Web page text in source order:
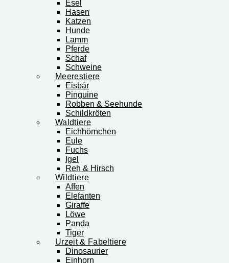
Esel
Hasen
Katzen
Hunde
Lamm
Pferde
Schaf
Schweine
Meerestiere
Eisbär
Pinguine
Robben & Seehunde
Schildkröten
Waldtiere
Eichhörnchen
Eule
Fuchs
Igel
Reh & Hirsch
Wildtiere
Affen
Elefanten
Giraffe
Löwe
Panda
Tiger
Urzeit & Fabeltiere
Dinosaurier
Einhorn